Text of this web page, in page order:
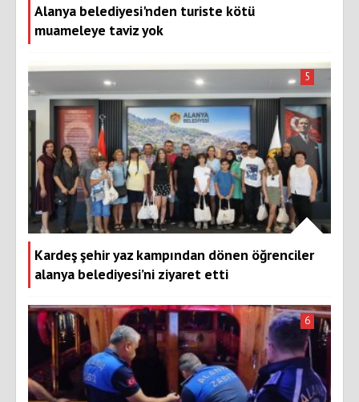
Alanya belediyesi'nden turiste kötü
muameleye taviz yok
Kardeş şehir yaz kampından dönen öğrenciler
alanya belediyesi’ni ziyaret etti
5
6